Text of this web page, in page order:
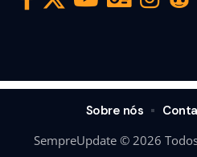
SempreUpdate © 2026
Sobre nós